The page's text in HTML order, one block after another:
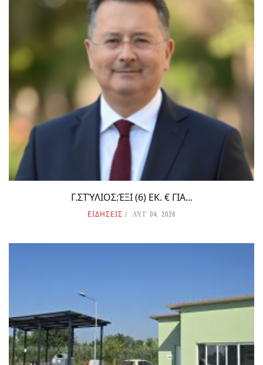
Γ.ΣΤΎΛΙΟΣ:ΈΞΙ (6) ΕΚ. € ΓΙΑ...
ΕΙΔΗΣΕΙΣ ΑΥΓ 04, 2026